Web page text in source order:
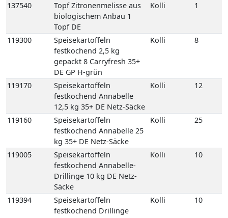
119170
Speisekartoffeln
festkochend Annabelle
12,5 kg 35+ DE Netz-Säcke
Kolli 12
119160
Speisekartoffeln
festkochend Annabelle 25
kg 35+ DE Netz-Säcke
Kolli 25
119005
Speisekartoffeln
festkochend Annabelle-
Drillinge 10 kg DE Netz-
Säcke
Kolli 10
119394
Speisekartoffeln
festkochend Drillinge
Neue Ernte 10 kg 18/35 FR
Karton
Kolli 10
Speisekartoffeln
festkochend Übergrößen
gewaschen Annabelle
"Neue Ernte" 25 kg 60+ DE
Netz-Säcke